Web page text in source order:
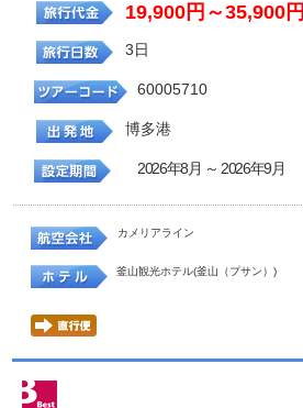
19,900円～35,900円
3日
60005710
博多港
2026年8月 ～ 2026年9月
カメリアライン
釜山観光ホテル(釜山（プサン）)